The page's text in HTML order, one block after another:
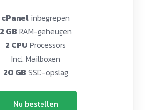
cPanelinbegrepen
2 GB RAM-geheugen
2 CPU Processors
Incl. Mailboxen
20 GB SSD-opslag
Nu bestellen